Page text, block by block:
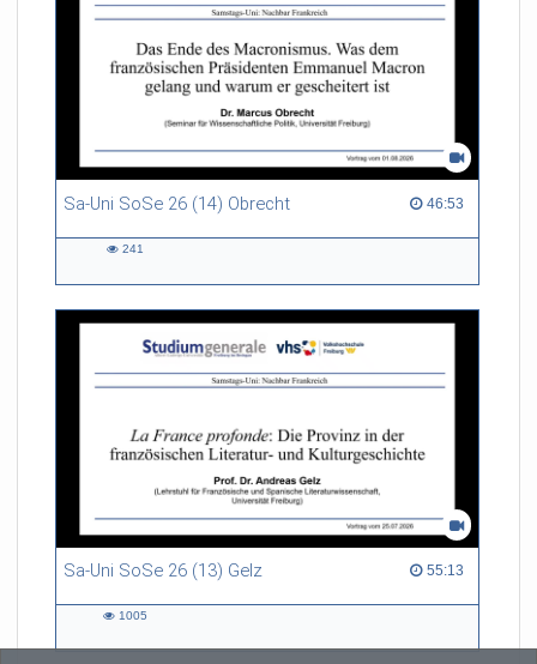
Sa-Uni SoSe 26 (14) Obrecht 46:53
46:53 duration
241
Sa-Uni SoSe 26 (13) Gelz 55:13
55:13 duration
1005